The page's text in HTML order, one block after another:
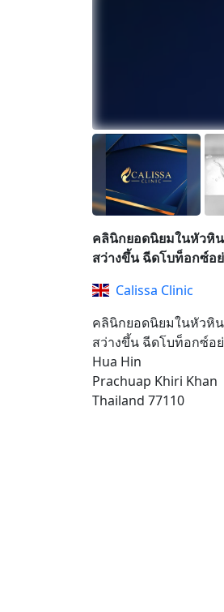
คลินิกยอดนิยมในหัวหิน
สว่างขึ้น ฉีดโบท็อกซ์อ
Calissa Clinic
คลินิกยอดนิยมในหัวหิน
สว่างขึ้น ฉีดโบท็อกซ์อ
Hua Hin
Prachuap Khiri Khan
Thailand 77110